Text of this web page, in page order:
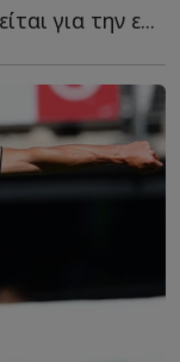
για την ε...